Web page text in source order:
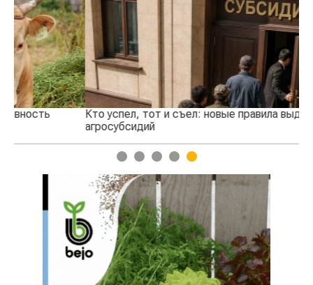
Кто успел, тот и съел: новые правила выдачи
1 2 3 4 5